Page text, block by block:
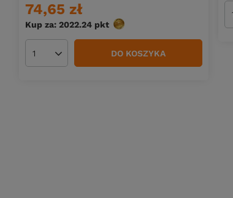
74,65 zł
Kup za: 2022.24 pkt punktów
Ilość produktów DO KOSZYKA